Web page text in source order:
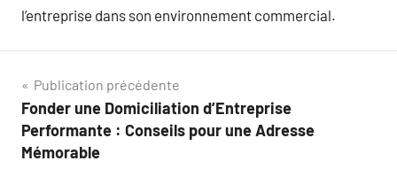
l’entreprise dans son environnement commercial.
Navigation
de
l’article
Publication précédente
Fonder une Domiciliation d’Entreprise
Performante : Conseils pour une Adresse
Mémorable